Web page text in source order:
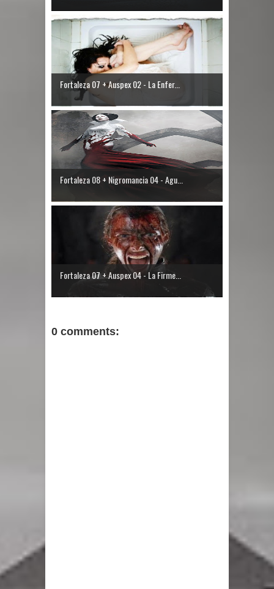
Fortaleza 07 + Auspex 02 - La Enfer...
Fortaleza 08 + Nigromancia 04 - Agu...
Fortaleza 07 + Auspex 04 - La Firme...
0 comments: